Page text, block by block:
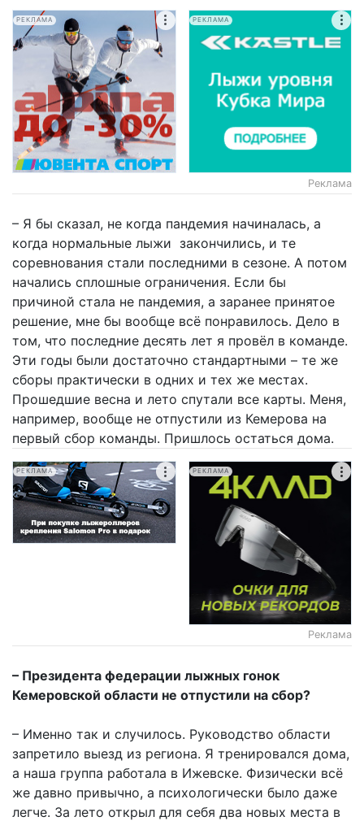
РЕКЛАМА РЕКЛАМА
Реклама
– Я бы сказал, не когда пандемия начиналась, а
когда нормальные лыжи закончились, и те
соревнования стали последними в сезоне. А потом
начались сплошные ограничения. Если бы
причиной стала не пандемия, а заранее принятое
решение, мне бы вообще всё понравилось. Дело в
том, что последние десять лет я провёл в команде.
Эти годы были достаточно стандартными – те же
сборы практически в одних и тех же местах.
Прошедшие весна и лето спутали все карты. Меня,
например, вообще не отпустили из Кемерова на
первый сбор команды. Пришлось остаться дома.
РЕКЛАМА РЕКЛАМА
Реклама
– Президента федерации лыжных гонок
Кемеровской области не отпустили на сбор?
– Именно так и случилось. Руководство области
запретило выезд из региона. Я тренировался дома,
а наша группа работала в Ижевске. Физически всё
же давно привычно, а психологически было даже
легче. За лето открыл для себя два новых места в